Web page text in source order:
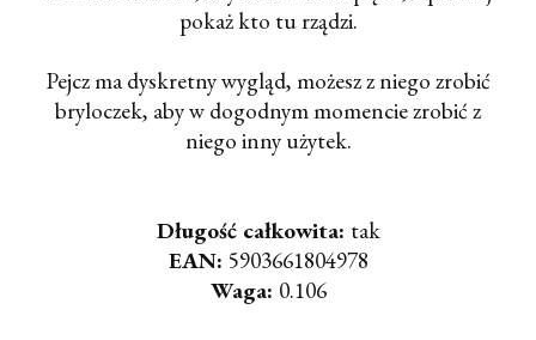
pokaż kto tu rządzi.
Pejcz ma dyskretny wygląd, możesz z niego zrobić
bryloczek, aby w dogodnym momencie zrobić z
niego inny użytek.
Długość całkowita: tak
EAN: 5903661804978
Waga: 0.106